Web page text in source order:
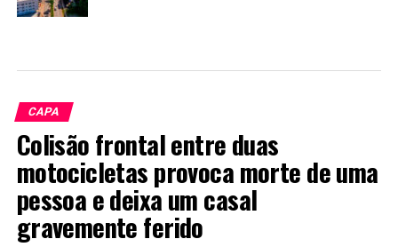
CAPA
Colisão frontal entre duas
motocicletas provoca morte de uma
pessoa e deixa um casal
gravemente ferido